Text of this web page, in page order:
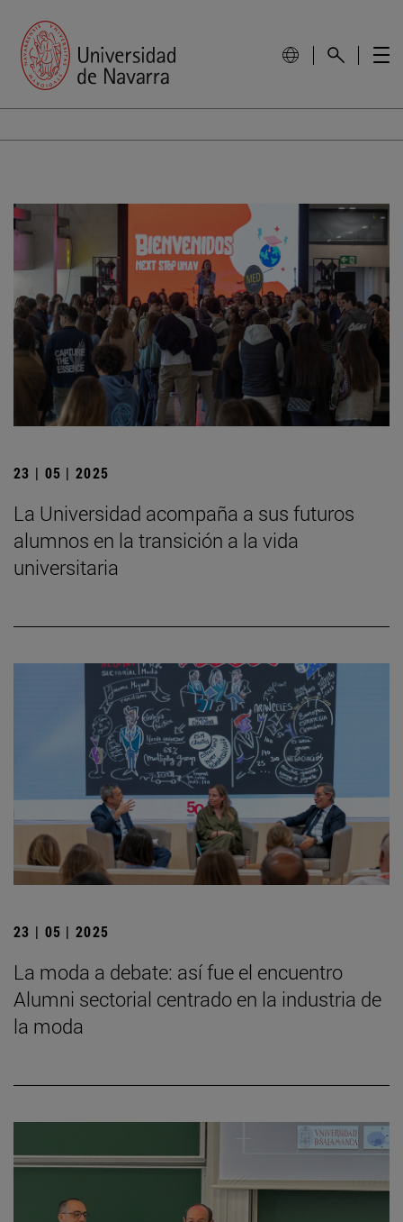
23 | 05 | 2025
La Universidad acompaña a sus futuros
alumnos en la transición a la vida
universitaria
23 | 05 | 2025
La moda a debate: así fue el encuentro
Alumni sectorial centrado en la industria de
la moda